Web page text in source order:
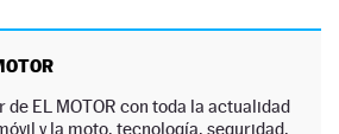
de EL MOTOR con toda la actualidad
y la moto, tecnología, seguridad,